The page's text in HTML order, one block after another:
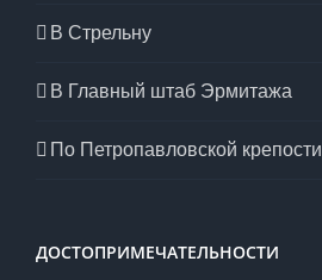
В Стрельну
В Главный штаб Эрмитажа
По Петропавловской крепости
ДОСТОПРИМЕЧАТЕЛЬНОСТИ